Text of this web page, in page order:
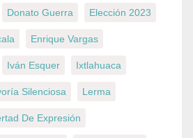
Donato Guerra Elección 2023
Enrique Vargas
Iván Esquer Ixtlahuaca
Silenciosa Lerma
De Expresión